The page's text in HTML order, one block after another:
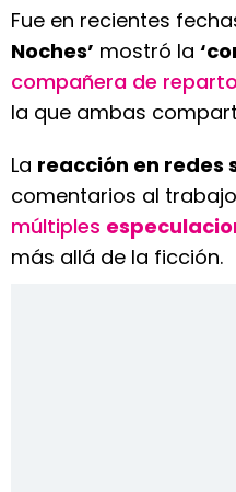
Fue en recientes
Noches’ mostró la
compañera de reparto
la que ambas
La reacción en redes
comentarios al
múltiples
más allá de la ficción.